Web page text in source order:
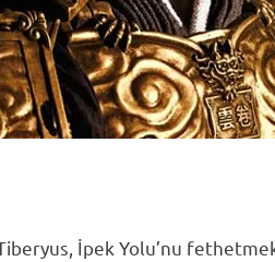
İpek Yolu’nu